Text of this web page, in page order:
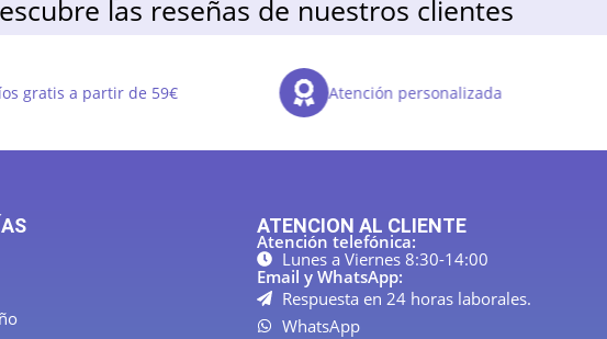
las reseñas de nuestros clientes
gratis a partir de 59€ Atención personalizada
ATENCION AL CLIENTE
Atención telefónica:
Lunes a Viernes 8:30-14:00
Email y WhatsApp:
Respuesta en 24 horas laborales.
WhatsApp